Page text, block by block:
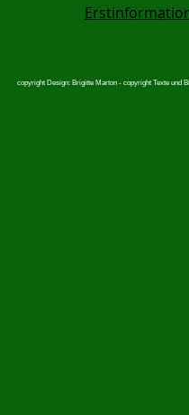
copyright Design: Brigitte Marton - copyright Texte und